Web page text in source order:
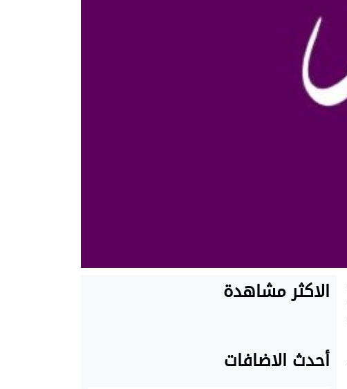
الاكثر مشاهدة
أحدث الاضافات